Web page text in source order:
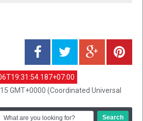
GMT+0000 (Coordinated Universal